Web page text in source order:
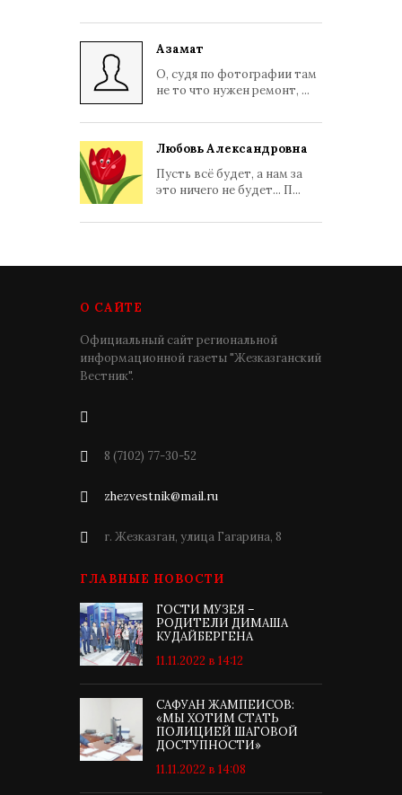
Азамат
О, судя по фотографии там
не то что нужен ремонт, ...
Любовь Александровна
Пусть всё будет, а нам за
это ничего не будет... П...
О САЙТЕ
Официальный сайт региональной
информационной газеты "Жезказганский
Вестник".
8 (7102) 77-30-52
zhezvestnik@mail.ru
г. Жезказган, улица Гагарина, 8
ГЛАВНЫЕ НОВОСТИ
ГОСТИ МУЗЕЯ –
РОДИТЕЛИ ДИМАША
КУДАЙБЕРГЕНА
11.11.2022 в 14:12
САФУАН ЖАМПЕИСОВ:
«МЫ ХОТИМ СТАТЬ
ПОЛИЦИЕЙ ШАГОВОЙ
ДОСТУПНОСТИ»
11.11.2022 в 14:08